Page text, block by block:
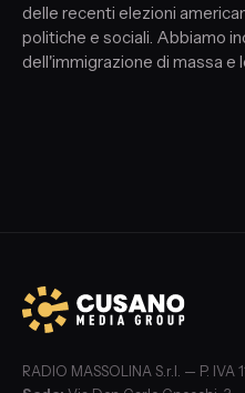
delle recenti elezioni
politiche e sociali. Abbiamo
dell'immigrazione di massa e
RADIO MASSOLINA S.r.l. — P. IVA